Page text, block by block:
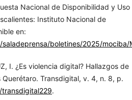
Nacional de Disponibilidad y Uso
Instituto Nacional de
en:
boletines/2025/mociba/
I. ¿Es violencia digital? Hallazgos de
Transdigital, v. 4, n. 8, p.
.